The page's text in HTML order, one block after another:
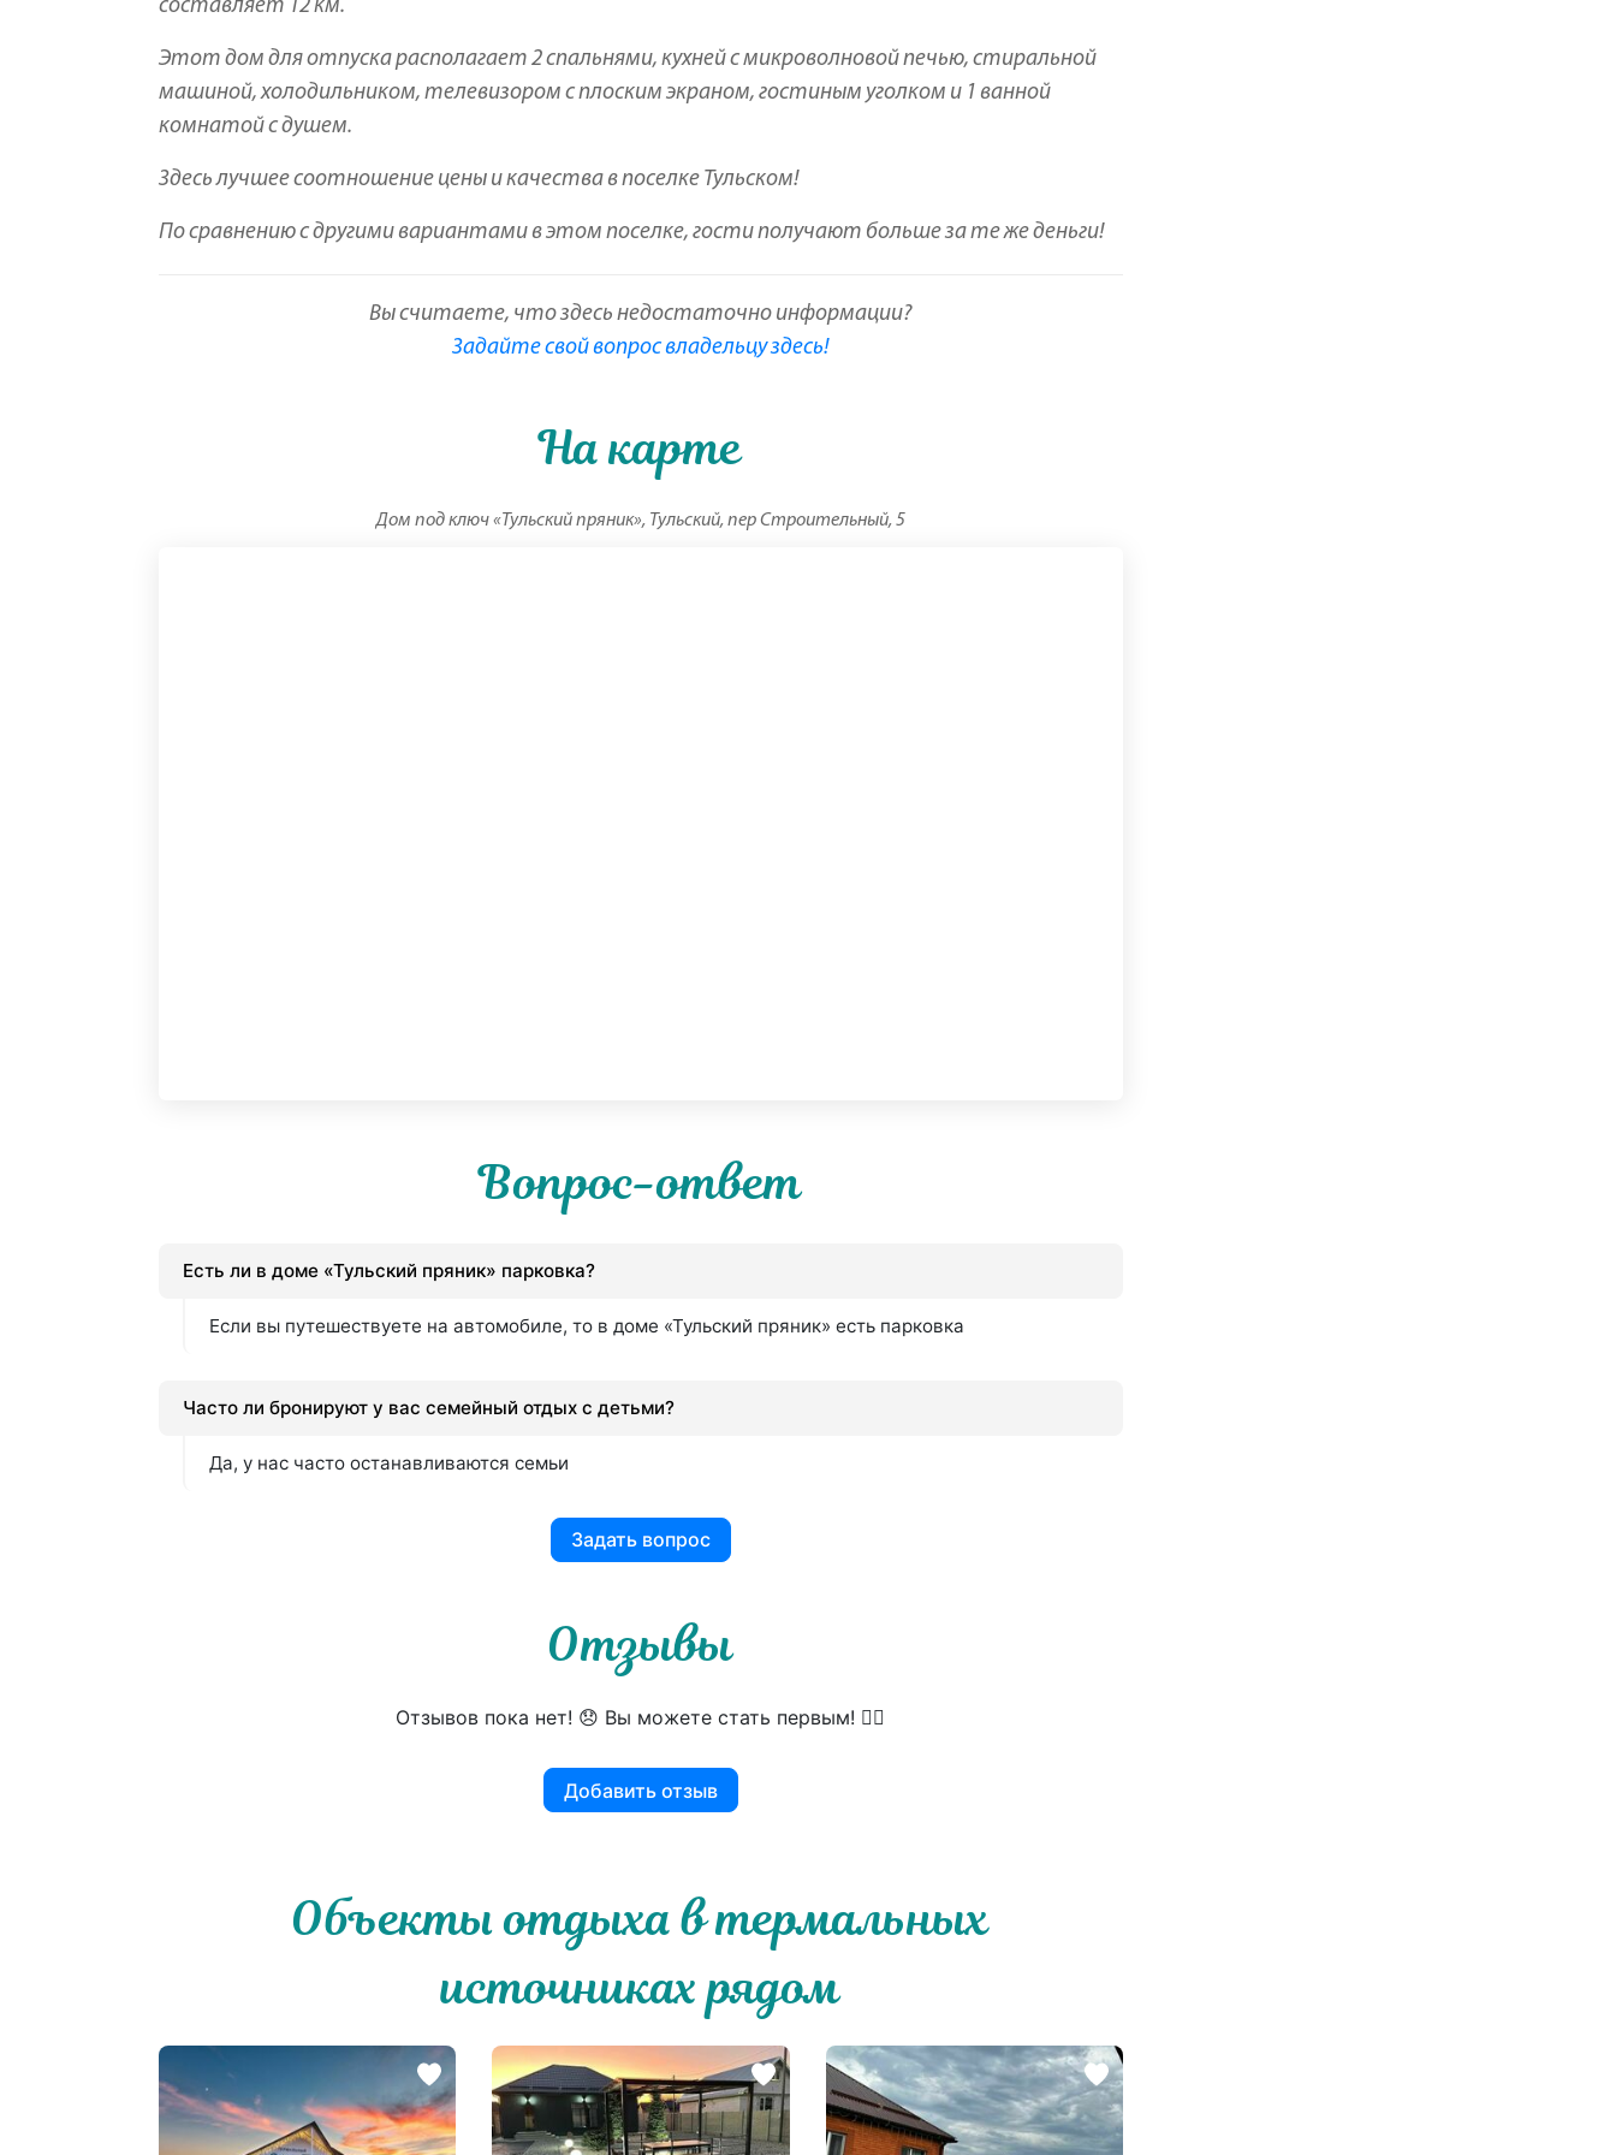
составляет 12 км.
Этот дом для отпуска располагает 2 спальнями, кухней с микроволновой печью, стиральной
машиной, холодильником, телевизором с плоским экраном, гостиным уголком и 1 ванной
комнатой с душем.
Здесь лучшее соотношение цены и качества в поселке Тульском!
По сравнению с другими вариантами в этом поселке, гости получают больше за те же деньги!
Вы считаете, что здесь недостаточно информации?
Задайте свой вопрос владельцу здесь!
На карте
Дом под ключ «Тульский пряник», Тульский, пер Строительный, 5
Вопрос-ответ
Есть ли в доме «Тульский пряник» парковка?
Если вы путешествуете на автомобиле, то в доме «Тульский пряник» есть парковка
Часто ли бронируют у вас семейный отдых с детьми?
Да, у нас часто останавливаются семьи
Задать вопрос
Отзывы
Отзывов пока нет! 😞 Вы можете стать первым! 👍🏻
Добавить отзыв
Объекты отдыха в термальных
источниках рядом